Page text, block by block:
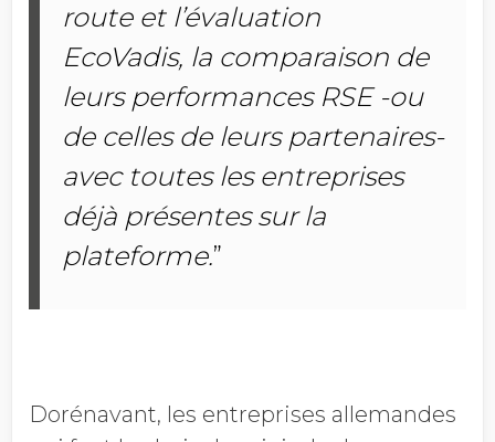
route et l’évaluation
EcoVadis, la comparaison de
leurs performances RSE -ou
de celles de leurs partenaires-
avec toutes les entreprises
déjà présentes sur la
plateforme.”
Dorénavant, les entreprises allemandes